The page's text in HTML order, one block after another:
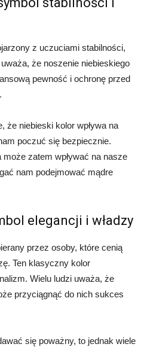
z uczuciami stabilności,
że noszenie niebieskiego
pewność i ochronę przed
że niebieski kolor wpływa na
poczuć się bezpiecznie.
zatem wpływać na nasze
nam podejmować mądre
elegancji i władzy
przez osoby, które cenią
Ten klasyczny kolor
Wielu ludzi uważa, że
przyciągnąć do nich sukces
się poważny, to jednak wiele